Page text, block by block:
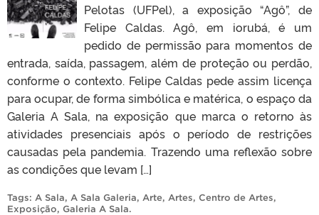
Pelotas (UFPel), a exposição “Agô”, de
Felipe Caldas. Agô, em iorubá, é um
pedido de permissão para momentos de
entrada, saída, passagem, além de proteção ou perdão,
conforme o contexto. Felipe Caldas pede assim licença
para ocupar, de forma simbólica e matérica, o espaço da
Galeria A Sala, na exposição que marca o retorno às
atividades presenciais após o período de restrições
causadas pela pandemia. Trazendo uma reflexão sobre
as condições que levam […]
Tags: A Sala, A Sala Galeria, Arte, Artes, Centro de Artes,
Exposição, Galeria A Sala.